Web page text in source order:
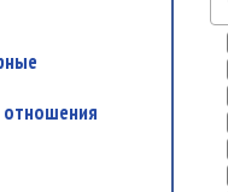
отношения